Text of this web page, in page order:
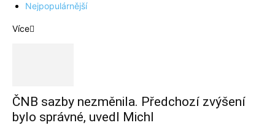
Nejpopulárnější
Více
ČNB sazby nezměnila. Předchozí zvýšení
bylo správné, uvedl Michl